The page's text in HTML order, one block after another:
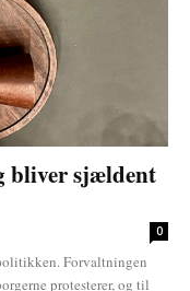
bliver sjældent
0
Forvaltningen
protesterer, og til